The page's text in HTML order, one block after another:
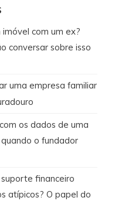
com um ex?
conversar sobre isso
uma empresa familiar
os dados de uma
o fundador
financeiro
atípicos? O papel do